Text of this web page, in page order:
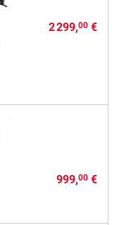
2 299,00€
999,00€